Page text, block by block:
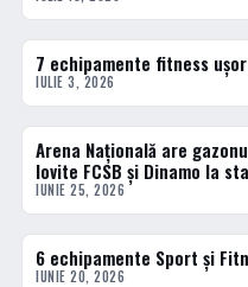
ACTUALE
7 echipamente fitness
IULIE 3, 2026
ACTUALE
Arena Națională are
lovite FCSB și Dinamo la
IUNIE 25, 2026
ACTUALE
6 echipamente Sport și
IUNIE 20, 2026